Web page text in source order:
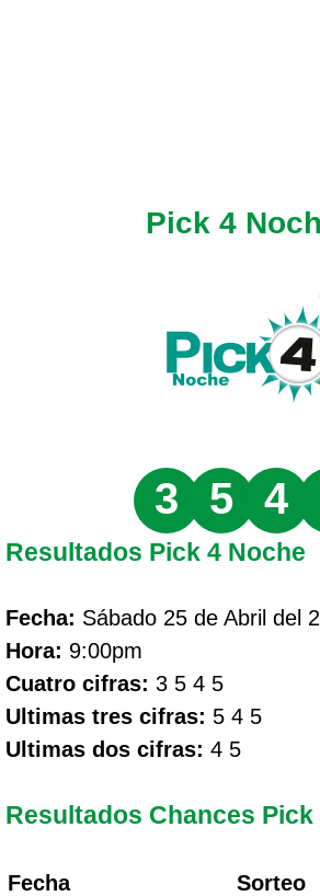
Pick 4
3 5 4
Resultados Pick 4 Noche
Fecha: Sábado 25 de Abril del
Hora: 9:00pm
Cuatro cifras: 3 5 4 5
Ultimas tres cifras: 5 4 5
Ultimas dos cifras: 4 5
Resultados Chances Pick
Fecha Sorteo